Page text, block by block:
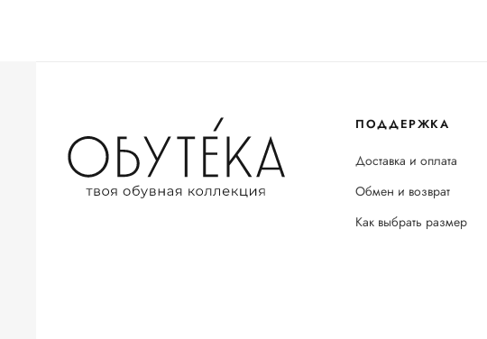
ПОДДЕРЖКА
Доставка и оплата
Обмен и возврат
Как выбрать размер